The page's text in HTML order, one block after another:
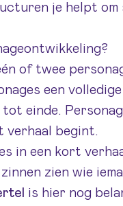
je helpt
of twee
een
einde.
verhaal begint.
in een kort
zien wie
is hier nog